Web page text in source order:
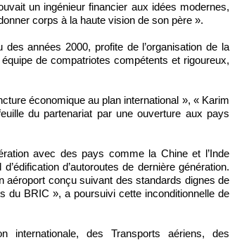
un ingénieur financier aux idées modernes,
corps à la haute vision de son père ».
années 2000, profite de l’organisation de la
de compatriotes compétents et rigoureux,
économique au plan international », « Karim
du partenariat par une ouverture aux pays
avec des pays comme la Chine et l’Inde
d’autoroutes de dernière génération.
aéroport conçu suivant des standards dignes de
du BRIC », a poursuivi cette inconditionnelle de
internationale, des Transports aériens, des